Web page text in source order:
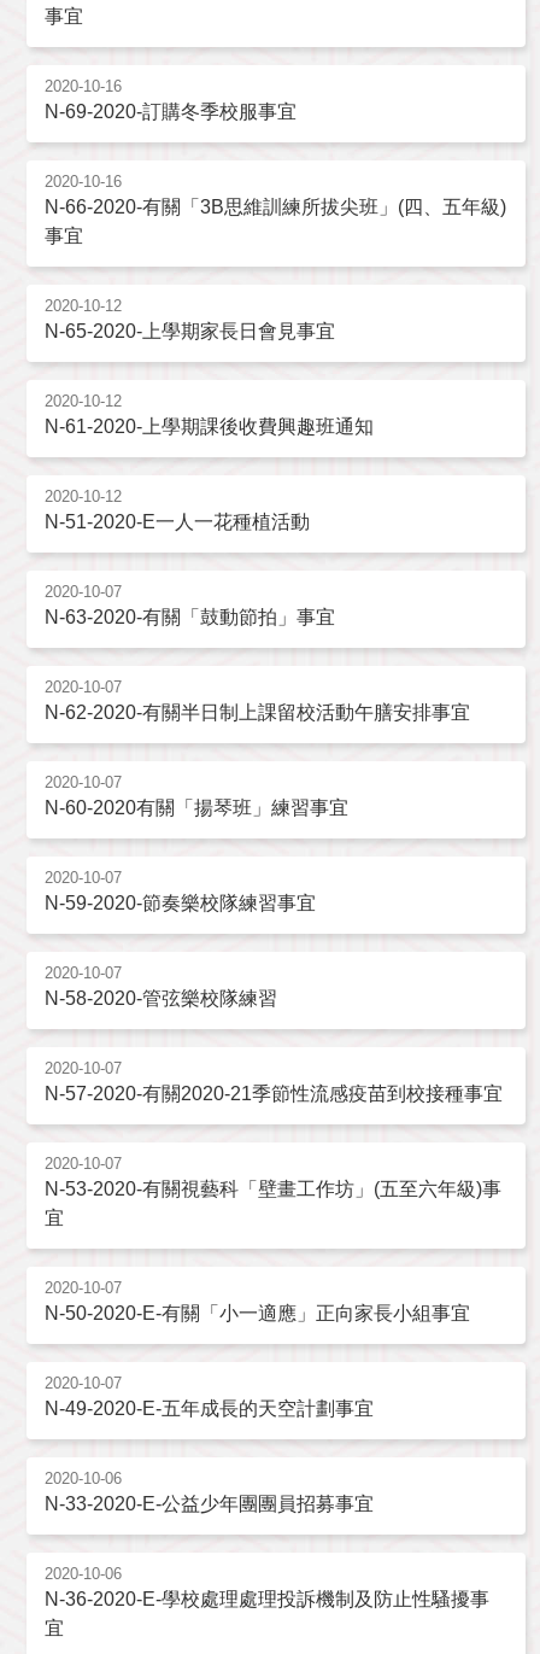
事宜
2020-10-16
N-69-2020-訂購冬季校服事宜
2020-10-16
N-66-2020-有關「3B思維訓練所拔尖班」(四、五年級)
事宜
2020-10-12
N-65-2020-上學期家長日會見事宜
2020-10-12
N-61-2020-上學期課後收費興趣班通知
2020-10-12
N-51-2020-E一人一花種植活動
2020-10-07
N-63-2020-有關「鼓動節拍」事宜
2020-10-07
N-62-2020-有關半日制上課留校活動午膳安排事宜
2020-10-07
N-60-2020有關「揚琴班」練習事宜
2020-10-07
N-59-2020-節奏樂校隊練習事宜
2020-10-07
N-58-2020-管弦樂校隊練習
2020-10-07
N-57-2020-有關2020-21季節性流感疫苗到校接種事宜
2020-10-07
N-53-2020-有關視藝科「壁畫工作坊」(五至六年級)事
宜
2020-10-07
N-50-2020-E-有關「小一適應」正向家長小組事宜
2020-10-07
N-49-2020-E-五年成長的天空計劃事宜
2020-10-06
N-33-2020-E-公益少年團團員招募事宜
2020-10-06
N-36-2020-E-學校處理處理投訴機制及防止性騷擾事
宜